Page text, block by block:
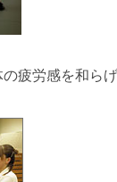
疲労感を和ら